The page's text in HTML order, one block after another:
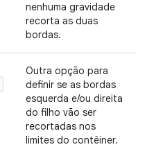
nenhuma gravidade
recorta as duas
bordas.
Outra opção para
definir se as bordas
esquerda e/ou direita
do filho vão ser
recortadas nos
limites do contêiner.